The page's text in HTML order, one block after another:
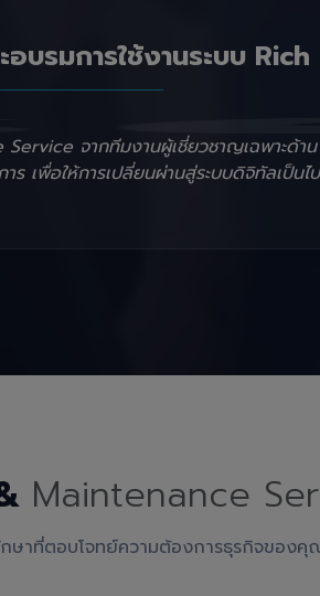
บรมการใช้งานระบบ Rich
จากทีมงานผู้เชี่ยวชาญเฉพาะด้า
เพื่อให้การเปลี่ยนผ่านสู่ระบบดิจิทัลเป็นไ
Maintenance
กษาที่ตอบโจทย์ความต้องการธุรกิจของ